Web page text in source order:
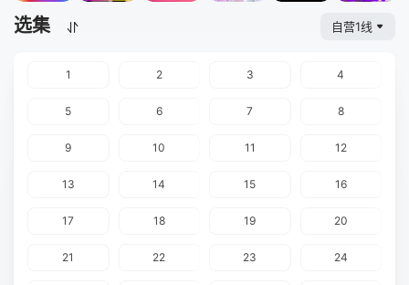
选集 自营1线
1 2 3 4
5 6 7 8
9 10 11 12
13 14 15 16
17 18 19 20
21 22 23 24